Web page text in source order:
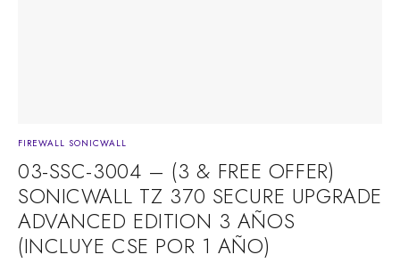
FIREWALL SONICWALL
03-SSC-3004 – (3 & FREE OFFER)
SONICWALL TZ 370 SECURE UPGRADE
ADVANCED EDITION 3 AÑOS
(INCLUYE CSE POR 1 AÑO)